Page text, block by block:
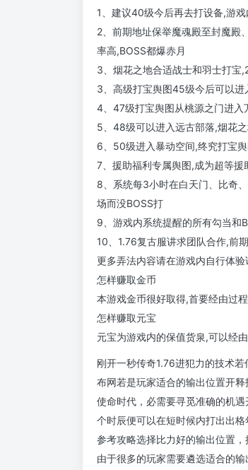
1、建议40级今后再去打设备,游
2、前期地址保举魔魂殿至封魔殿
率高,BOSS都爆赤月
3、烟花之地合适战士和羽士打宝
3、高级打宝舆图45级今后可以
4、47级打宝舆图从桃源之门进入
5、48级可以进入远古部落,烟花
6、50级进入暴动空间,终究打宝
7、援助福利专属舆图,成为超等
8、系统每3小时在白天门、比奇
场而没BOSS打
9、游戏内系统提醒的所有勾当和
10、1.76复古服讲求团队合作,前
更多弄法内容请在游戏内自行体验
怎样赚取金币
本游戏金币很好取得,首要经由过
怎样赚取元宝
元宝为游戏内的保值货泉,可以经
刚开一秒传奇1.76进犯力的技术
布网若是玩家适合的输出位置开
使命时代，必需要寻觅准确的机
个时辰便可以在短时候内打出出
参考攻略选择比力好的输出位置
由于很多的玩家需要遴选适合的